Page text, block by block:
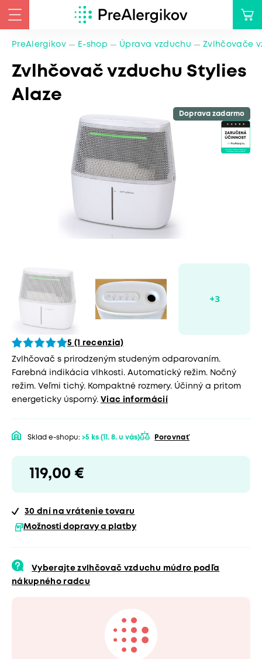
PreAlergikov E-shop Úprava vzduchu Zvlhčovače
Zvlhčovač vzduchu Stylies
Alaze
Doprava zadarmo
5 (1 recenzia)
Zvlhčovač s prirodzeným studeným odparovaním.
Farebná indikácia vlhkosti. Automatický režim. Nočný
režim. Veľmi tichý. Kompaktné rozmery. Účinný a pritom
energeticky úsporný. Viac informácií
Sklad e-shopu: >5 ks (11. 8. u vás) Porovnať
119,00 €
30 dní na vrátenie tovaru
Možnosti dopravy a platby
Vyberajte zvlhčovač vzduchu múdro podľa
nákupného radcu